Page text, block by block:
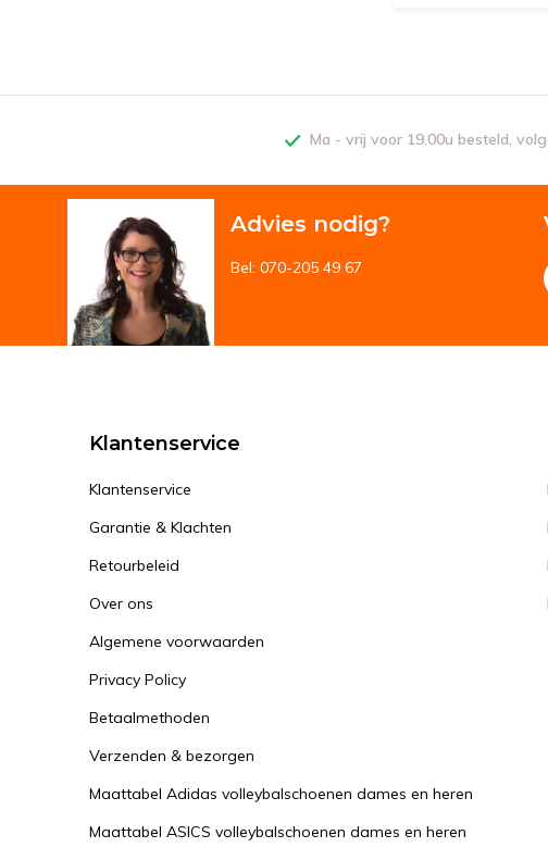
Ma - vrij voor 19.00u besteld,
Advies nodig?
Bel: 070-205 49 67
Klantenservice
Klantenservice
Garantie & Klachten
Retourbeleid
Over ons
Algemene voorwaarden
Privacy Policy
Betaalmethoden
Verzenden & bezorgen
Maattabel Adidas volleybalschoenen dames en heren
Maattabel ASICS volleybalschoenen dames en heren